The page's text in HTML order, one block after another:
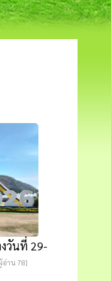
วันที่ 29-
าน 78]